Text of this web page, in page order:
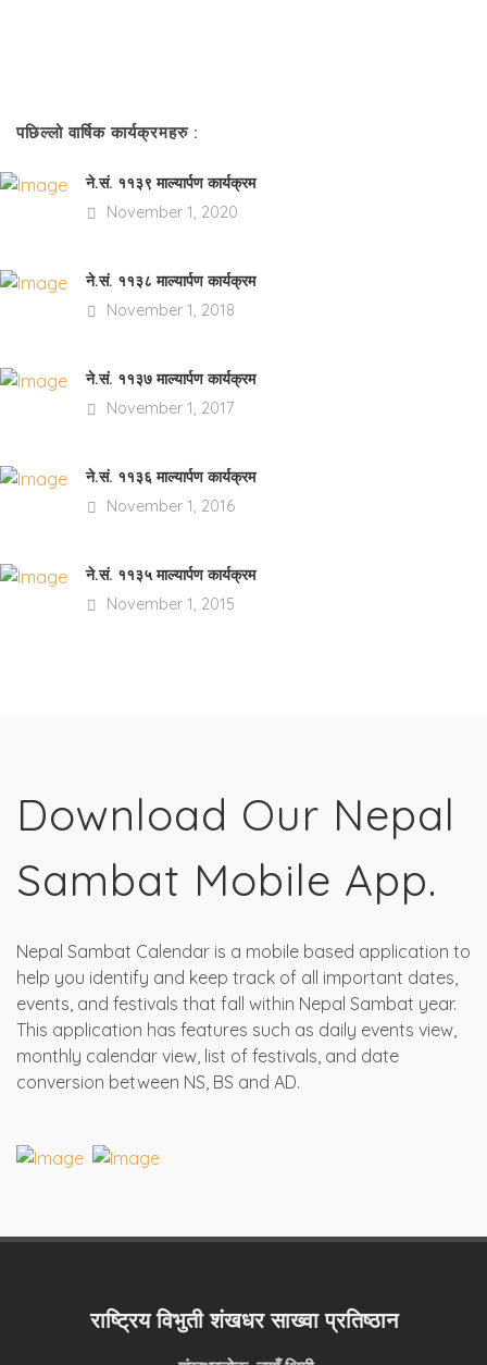
पछिल्लो वार्षिक कार्यक्रमहरु :
ने.सं. ११३९ माल्यार्पण कार्यक्रम
November 1, 2020
ने.सं. ११३८ माल्यार्पण कार्यक्रम
November 1, 2018
ने.सं. ११३७ माल्यार्पण कार्यक्रम
November 1, 2017
ने.सं. ११३६ माल्यार्पण कार्यक्रम
November 1, 2016
ने.सं. ११३५ माल्यार्पण कार्यक्रम
November 1, 2015
Download Our Nepal
Sambat Mobile App.
Nepal Sambat Calendar is a mobile based application to
help you identify and keep track of all important dates,
events, and festivals that fall within Nepal Sambat year.
This application has features such as daily events view,
monthly calendar view, list of festivals, and date
conversion between NS, BS and AD.
राष्ट्रिय विभुती शंखधर साख्वा प्रतिष्ठान